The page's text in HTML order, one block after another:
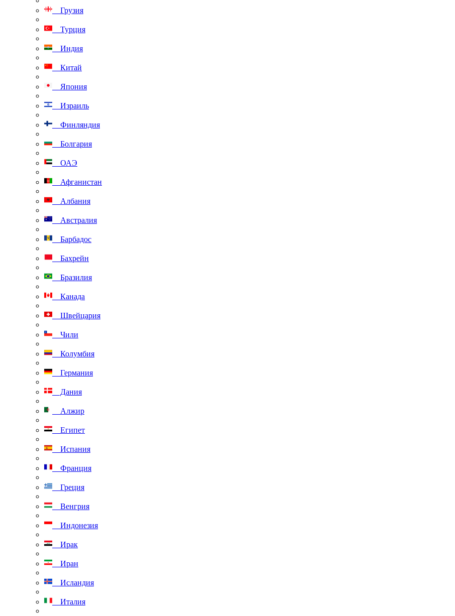
Грузия
Турция
Индия
Китай
Япония
Израиль
Финляндия
Болгария
ОАЭ
Афганистан
Албания
Австралия
Барбадос
Бахрейн
Бразилия
Канада
Швейцария
Чили
Колумбия
Германия
Дания
Алжир
Египет
Испания
Франция
Греция
Венгрия
Индонезия
Ирак
Иран
Исландия
Италия